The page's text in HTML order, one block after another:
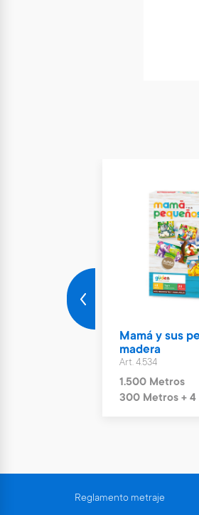
Mamá y sus
madera
Art. 4.534
1.500 Metros
300 Metros + 4
Reglamento metraje